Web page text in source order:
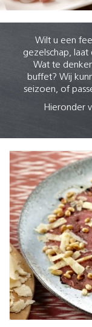
Wilt u een
gezelschap,
Wat te
buffet? Wij
seizoen, of
Hieronder